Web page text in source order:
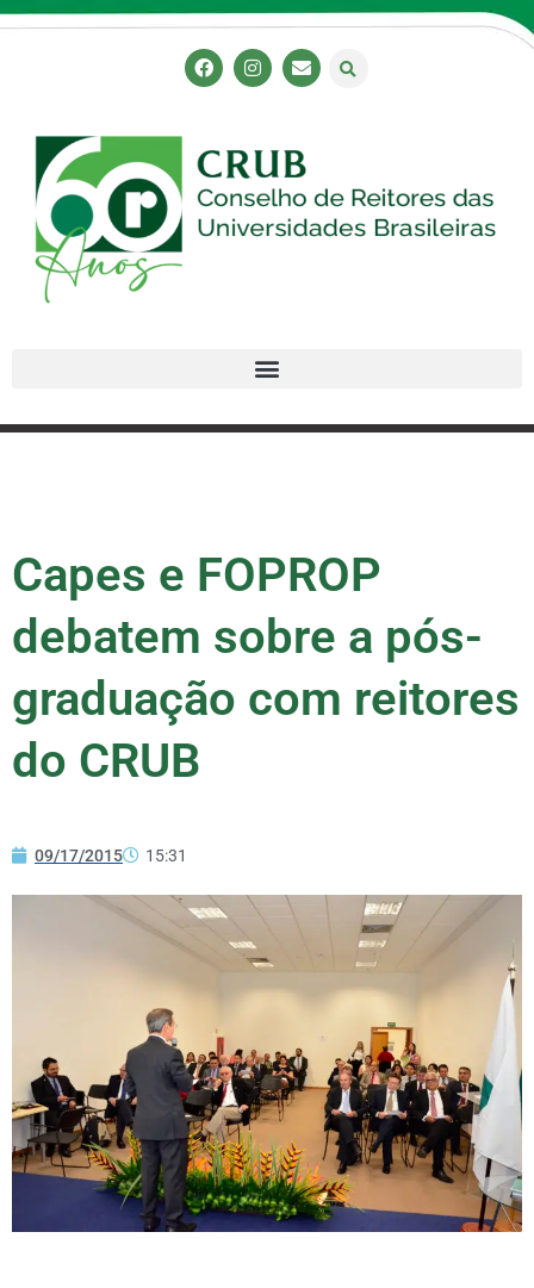
Capes e FOPROP
debatem sobre a pós-
graduação com reitores
do CRUB
09/17/2015 15:31